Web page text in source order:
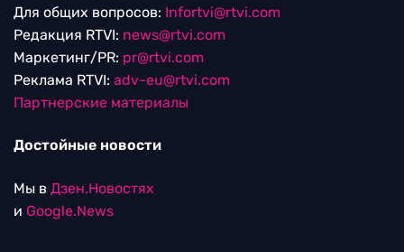
Для общих вопросов: Infortvi@rtvi.com
Редакция RTVI: news@rtvi.com
Маркетинг/PR: pr@rtvi.com
Реклама RTVI: adv-eu@rtvi.com
Партнерские материалы
Достойные новости
Мы в Дзен.Новостях
и Google.News